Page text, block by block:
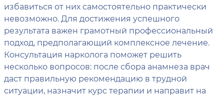
избавиться от них самостоятельно практически
невозможно. Для достижения успешного
результата важен грамотный профессиональный
подход, предполагающий комплексное лечение.
Консультация нарколога поможет решить
несколько вопросов: после сбора анамнеза врач
даст правильную рекомендацию в трудной
ситуации, назначит курс терапии и направит на